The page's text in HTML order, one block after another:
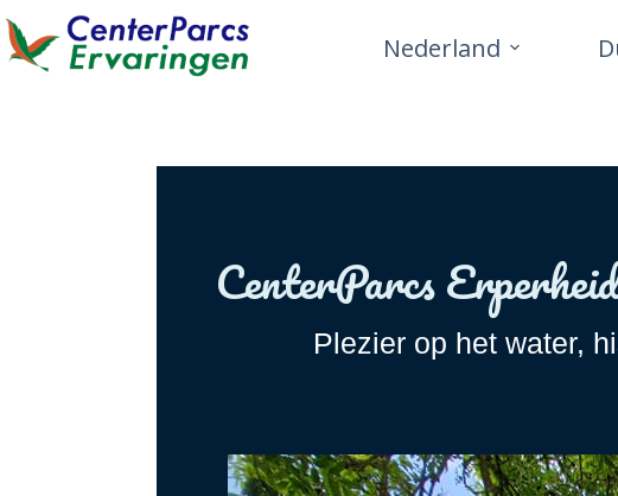
Nederland
CenterParcs
Plezier op het water,